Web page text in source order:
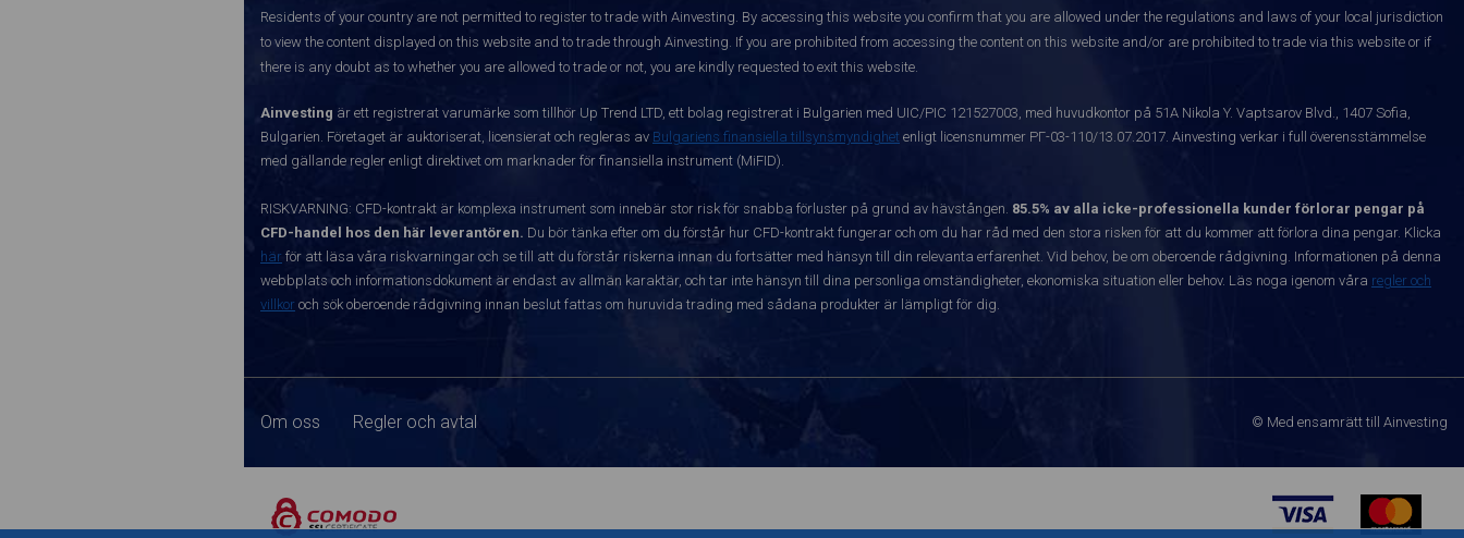
Residents of your country are not permitted to register to trade with Ainvesting. By accessing this website you confirm that you are allowed under the regulations and laws of your local jurisdiction
to view the content displayed on this website and to trade through Ainvesting. If you are prohibited from accessing the content on this website and/or are prohibited to trade via this website or if
there is any doubt as to whether you are allowed to trade or not, you are kindly requested to exit this website.
Ainvesting är ett registrerat varumärke som tillhör Up Trend LTD, ett bolag registrerat i Bulgarien med UIC/PIC 121527003, med huvudkontor på 51A Nikola Y. Vaptsarov Blvd., 1407 Sofia,
Bulgarien. Företaget är auktoriserat, licensierat och regleras av Bulgariens finansiella tillsynsmyndighet enligt licensnummer РГ-03-110/13.07.2017. Ainvesting verkar i full överensstämmelse
med gällande regler enligt direktivet om marknader för finansiella instrument (MiFID).
RISKVARNING: CFD-kontrakt är komplexa instrument som innebär stor risk för snabba förluster på grund av hävstången. 85.5% av alla icke-professionella kunder förlorar pengar på
CFD-handel hos den här leverantören. Du bör tänka efter om du förstår hur CFD-kontrakt fungerar och om du har råd med den stora risken för att du kommer att förlora dina pengar. Klicka
här för att läsa våra riskvarningar och se till att du förstår riskerna innan du fortsätter med hänsyn till din relevanta erfarenhet. Vid behov, be om oberoende rådgivning. Informationen på denna
webbplats och informationsdokument är endast av allmän karaktär, och tar inte hänsyn till dina personliga omständigheter, ekonomiska situation eller behov. Läs noga igenom våra regler och
villkor och sök oberoende rådgivning innan beslut fattas om huruvida trading med sådana produkter är lämpligt för dig.
Om oss Regler och avtal © Med ensamrätt till Ainvesting